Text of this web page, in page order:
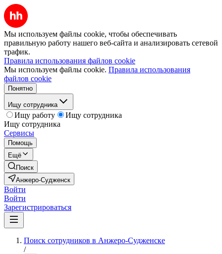
Мы используем файлы cookie, чтобы обеспечивать
правильную работу нашего веб-сайта и анализировать сетевой
трафик.
Правила использования файлов cookie
Мы используем файлы cookie. Правила использования
файлов cookie
Понятно
Ищу сотрудника
Ищу работу
Ищу сотрудника
Ищу сотрудника
Сервисы
Помощь
Ещё
Поиск
Анжеро-Судженск
Войти
Войти
Зарегистрироваться
Поиск сотрудников в Анжеро-Судженске
/